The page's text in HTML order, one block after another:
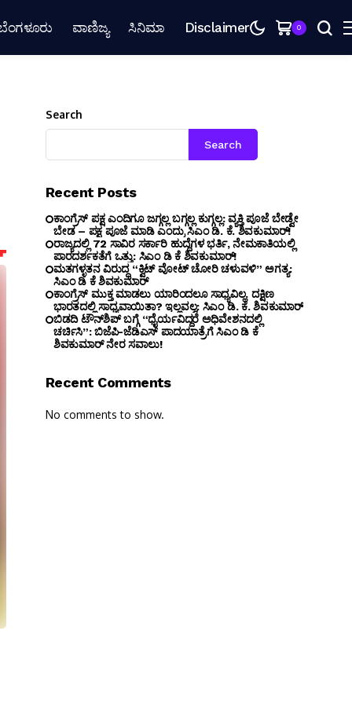
ವಾಣಿಜ್ಯ ಸಿನಿಮಾ Disclaimer 0
Search
Search
Recent Posts
ಕಾಂಗ್ರೆಸ್ ಪಕ್ಷ ಎಂದಿಗೂ ಜಗ್ಗಲ್ಲ ಬಗ್ಗಲ್ಲ ಕುಗ್ಗಲ್ಲ: ವ್ಯಕ್ತಿ ಪೂಜೆ ಬೇಡ್ವೇ
ಬೇಡ – ಪಕ್ಷ ಪೂಜೆ ಮಾಡಿ ಎಂದ್ರು ಸಿಎಂ ಡಿ. ಕೆ. ಶಿವಕುಮಾರ್!
ರಾಜ್ಯದಲ್ಲಿ 72 ಸಾವಿರ ಸರ್ಕಾರಿ ಹುದ್ದೆಗಳ ಭರ್ತಿ, ನೇಮಕಾತಿಯಲ್ಲಿ
ಪಾರದರ್ಶಕತೆಗೆ ಒತ್ತು: ಸಿಎಂ ಡಿ ಕೆ ಶಿವಕುಮಾರ್!
ಮತಗಳ್ಳತನ ವಿರುದ್ಧ “ಕ್ವಿಟ್ ವೋಟ್ ಚೋರಿ ಚಳುವಳಿ” ಅಗತ್ಯ:
ಸಿಎಂ ಡಿ ಕೆ ಶಿವಕುಮಾರ್
ಕಾಂಗ್ರೆಸ್ ಮುಕ್ತ ಮಾಡಲು ಯಾರಿಂದಲೂ ಸಾಧ್ಯವಿಲ್ಲ. ದಕ್ಷಿಣ
ಭಾರತದಲ್ಲಿ ಸಾಧ್ಯವಾಯಿತಾ? ಇಲ್ಲವಲ್ವ: ಸಿಎಂ ಡಿ. ಕೆ. ಶಿವಕುಮಾರ್
ಬಿಡದಿ ಟೌನ್‌ಶಿಪ್ ಬಗ್ಗೆ “ಧೈರ್ಯವಿದ್ದರೆ ಅಧಿವೇಶನದಲ್ಲಿ
ಚರ್ಚಿಸಿ”: ಬಿಜೆಪಿ-ಜೆಡಿಎಸ್ ಪಾದಯಾತ್ರೆಗೆ ಸಿಎಂ ಡಿ ಕೆ
ಶಿವಕುಮಾರ್ ನೇರ ಸವಾಲು!
Recent Comments
No comments to show.